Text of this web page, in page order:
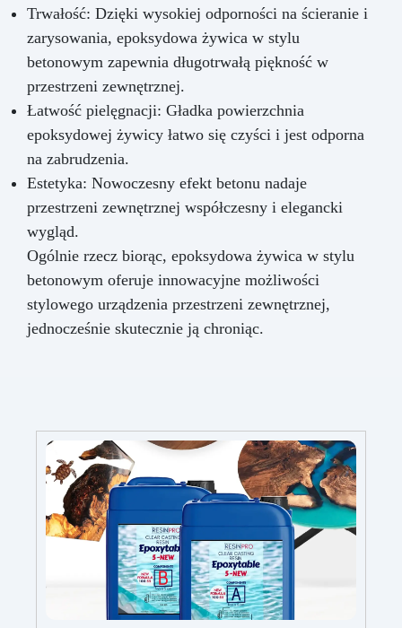
Trwałość: Dzięki wysokiej odporności na ścieranie i
zarysowania, epoksydowa żywica w stylu
betonowym zapewnia długotrwałą piękność w
przestrzeni zewnętrznej.
Łatwość pielęgnacji: Gładka powierzchnia
epoksydowej żywicy łatwo się czyści i jest odporna
na zabrudzenia.
Estetyka: Nowoczesny efekt betonu nadaje
przestrzeni zewnętrznej współczesny i elegancki
wygląd.
Ogólnie rzecz biorąc, epoksydowa żywica w stylu
betonowym oferuje innowacyjne możliwości
stylowego urządzenia przestrzeni zewnętrznej,
jednocześnie skutecznie ją chroniąc.